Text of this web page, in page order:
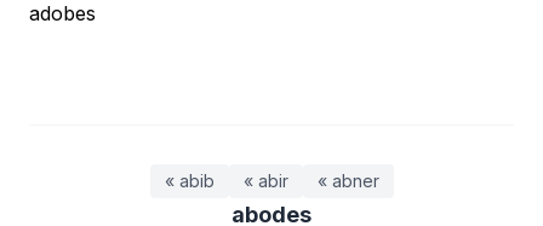
adobes
« abib « abir « abner
abodes